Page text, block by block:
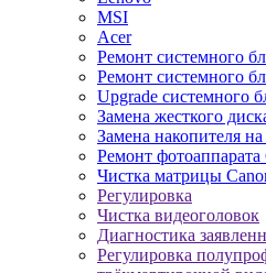
MSI
Acer
Ремонт системного
Ремонт системного
Upgrade системного
Замена жесткого
Замена накопителя
Ремонт фотоаппарата
Чистка матрицы
Регулировка
Чистка видеоголовок
Диагностика
Регулировка